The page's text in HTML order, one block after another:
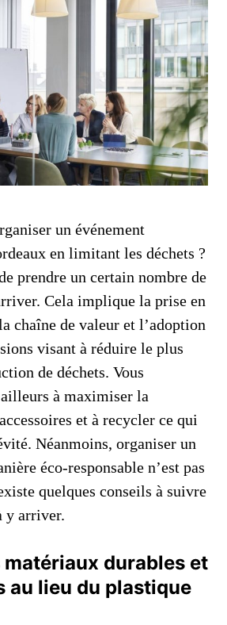
un événement
en limitant les déchets ?
prendre un certain nombre de
Cela implique la prise en
chaîne de valeur et l’adoption
visant à réduire le plus
de déchets. Vous
à maximiser la
et à recycler ce qui
Néanmoins, organiser un
éco-responsable n’est pas
quelques conseils à suivre
y arriver.
durables et
au lieu du plastique